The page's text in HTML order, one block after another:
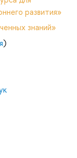
развития»
знаний»
)